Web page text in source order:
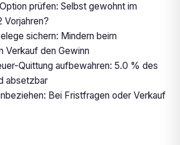
prüfen: Selbst gewohnt im
Vorjahren?
sichern: Mindern beim
Verkauf den Gewinn
Quittung aufbewahren: 5.0 % des
absetzbar
Bei Fristfragen oder Verkauf